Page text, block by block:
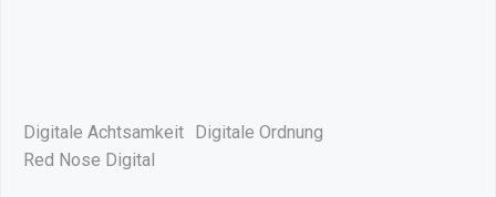
Digitale Achtsamkeit Digitale Ordnung
Red Nose Digital